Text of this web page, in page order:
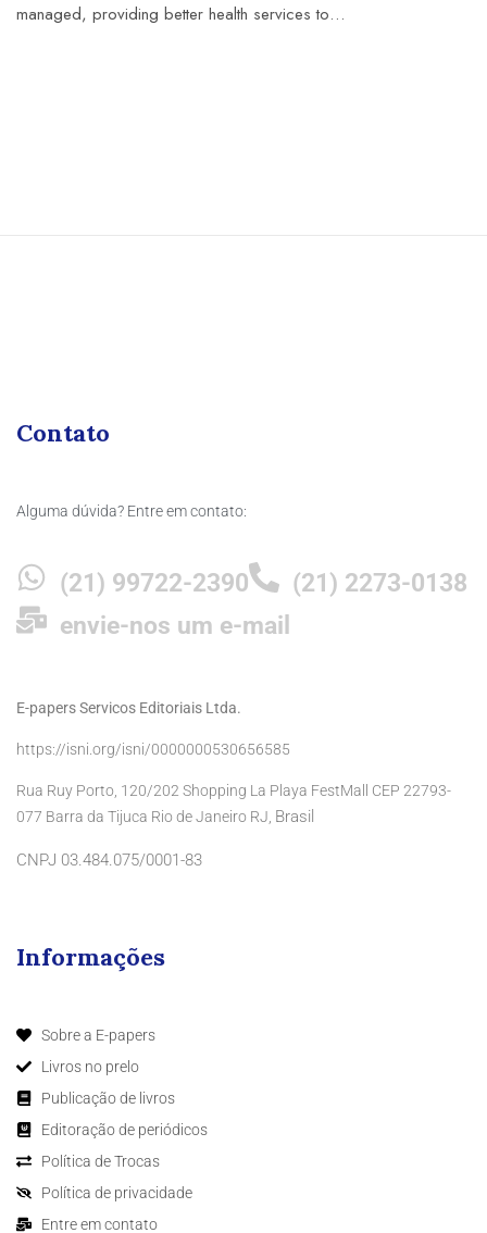
managed, providing better health services to…
Contato
Alguma dúvida? Entre em contato:
(21) 99722-2390
(21) 2273-0138
envie-nos um e-mail
E-papers Servicos Editoriais Ltda.
https://isni.org/isni/0000000530656585
Rua Ruy Porto, 120/202 Shopping La Playa FestMall CEP 22793-
077 Barra da Tijuca Rio de Janeiro RJ, Brasil
CNPJ 03.484.075/0001-83
Informações
Sobre a E-papers
Livros no prelo
Publicação de livros
Editoração de periódicos
Política de Trocas
Política de privacidade
Entre em contato